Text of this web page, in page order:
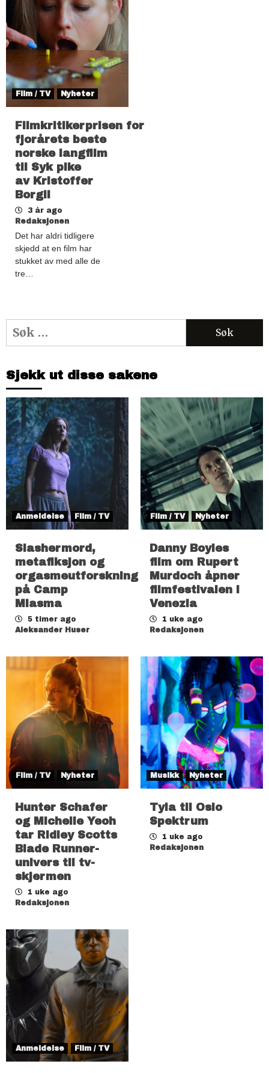
Film / TV Nyheter
Filmkritikerprisen for
fjorårets beste
norske langfilm
til Syk pike
av Kristoffer
Borgli
3 år ago
Redaksjonen
Det har aldri tidligere
skjedd at en film har
stukket av med alle de
tre…
Søk
etter:
Sjekk ut disse sakene
Anmeldelse Film / TV
Slashermord,
metafiksjon og
orgasmeutforskning
på Camp
Miasma
5 timer ago
Aleksander Huser
Film / TV Nyheter
Danny Boyles
film om Rupert
Murdoch åpner
filmfestivalen i
Venezia
1 uke ago
Redaksjonen
Film / TV Nyheter
Hunter Schafer
og Michelle Yeoh
tar Ridley Scotts
Blade Runner-
univers til tv-
skjermen
1 uke ago
Redaksjonen
Musikk Nyheter
Tyla til Oslo
Spektrum
1 uke ago
Redaksjonen
Anmeldelse Film / TV